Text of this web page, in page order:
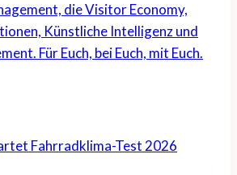
die Visitor Economy,
Künstliche Intelligenz und
Für Euch, bei Euch, mit Euch.